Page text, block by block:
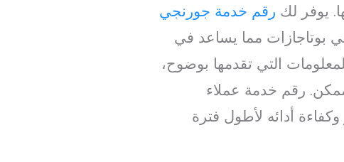
يوفر لك رقم خدمة جورنجي
بوتاجازات مما يساعد في
التي تقدمها بوضوح،
رقم خدمة عملاء
أدائه لأطول فترة